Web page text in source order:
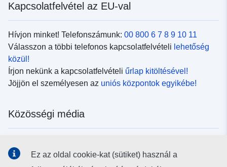
Kapcsolatfelvétel az EU-val
Hívjon minket! Telefonszámunk: 00 800 6 7 8 9 10 11
Válasszon a többi telefonos kapcsolatfelvételi lehetőség
közül!
Írjon nekünk a kapcsolatfelvételi űrlap kitöltésével!
Jöjjön el személyesen az uniós központok egyikébe!
Közösségi média
Ez az oldal cookie-kat (sütiket) használ a